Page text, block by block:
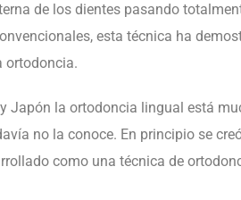
de los dientes pasando
esta técnica ha
ortodoncia.
Japón la ortodoncia lingual está
no la conoce. En principio se
como una técnica de